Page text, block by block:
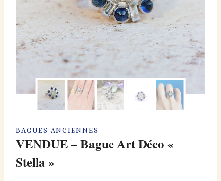
BAGUES ANCIENNES
VENDUE – Bague Art Déco «
Stella »